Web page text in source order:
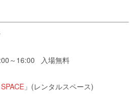
～16:00 入場無料
」(レンタルスペース)